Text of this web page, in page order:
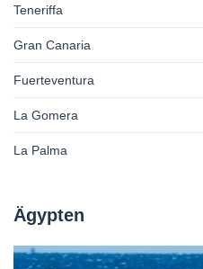
Teneriffa
Gran Canaria
Fuerteventura
La Gomera
La Palma
Ägypten